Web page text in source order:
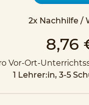
2x Nachhilfe /
8,76
Vor-Ort-
1 Lehrer:in, 3-5